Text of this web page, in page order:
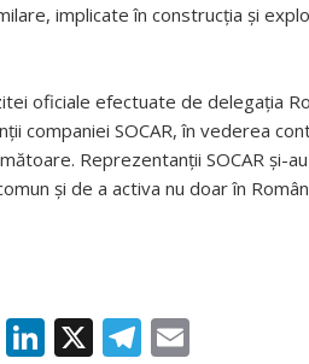
implicate în construcţia şi
oficiale efectuate de delegaţia
companiei SOCAR, în vederea
Reprezentanţii SOCAR şi-
şi de a activa nu doar în
W Li X T